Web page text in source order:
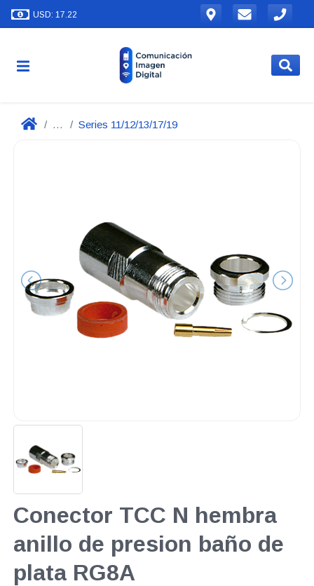
USD: 17.22
... Series 11/12/13/17/19
Conector TCC N hembra
anillo de presion baño de
plata RG8A